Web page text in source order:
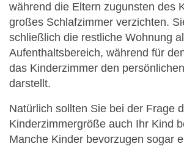
während die Eltern zugunsten des
großes Schlafzimmer verzichten.
schließlich die restliche Wohnung
Aufenthaltsbereich, während für
das Kinderzimmer den
darstellt.
Natürlich sollten Sie bei der Frage
Kinderzimmergröße auch Ihr Kind
Manche Kinder bevorzugen sogar